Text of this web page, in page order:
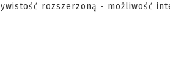
rozszerzoną - możliwość